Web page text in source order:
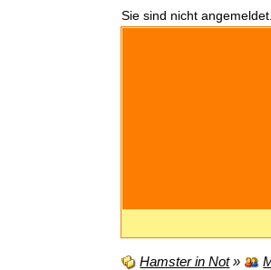
Sie sind nicht angemeldet.
Hamster in Not»